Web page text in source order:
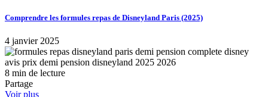
Comprendre les formules repas de Disneyland Paris (2025)
4 janvier 2025
8 min de lecture
Partage
Voir plus